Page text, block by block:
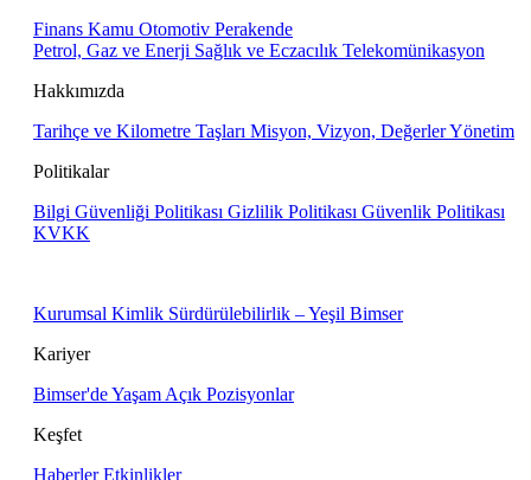
Finans Kamu Otomotiv Perakende
Petrol, Gaz ve Enerji Sağlık ve Eczacılık Telekomünikasyon
Hakkımızda
Tarihçe ve Kilometre Taşları Misyon, Vizyon, DeğerlerYönetim
Politikalar
Bilgi Güvenliği Politikası Gizlilik Politikası Güvenlik Politikası
KVKK
Kurumsal Kimlik Sürdürülebilirlik – Yeşil Bimser
Kariyer
Bimser'de Yaşam Açık Pozisyonlar
Keşfet
Haberler Etkinlikler